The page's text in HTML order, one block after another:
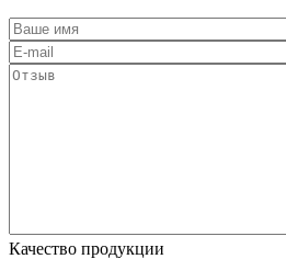
Качество продукции